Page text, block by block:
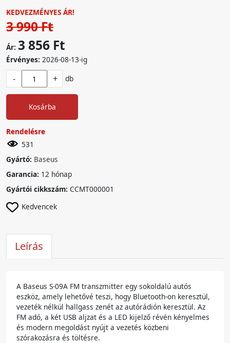
KEDVEZMÉNYES ÁR!
3 990 Ft
Ár: 3 856 Ft
Érvényes: 2026-08-13-ig
- + db
Kosárba
Rendelésre
531
Gyártó: Baseus
Garancia: 12 hónap
Gyártói cikkszám: CCMT000001
Kedvencek
Leírás
A Baseus S-09A FM transzmitter egy sokoldalú autós
eszköz, amely lehetővé teszi, hogy Bluetooth-on keresztül,
vezeték nélkül hallgass zenét az autórádión keresztül. Az
FM adó, a két USB aljzat és a LED kijelző révén kényelmes
és modern megoldást nyújt a vezetés közbeni
szórakozásra és töltésre.